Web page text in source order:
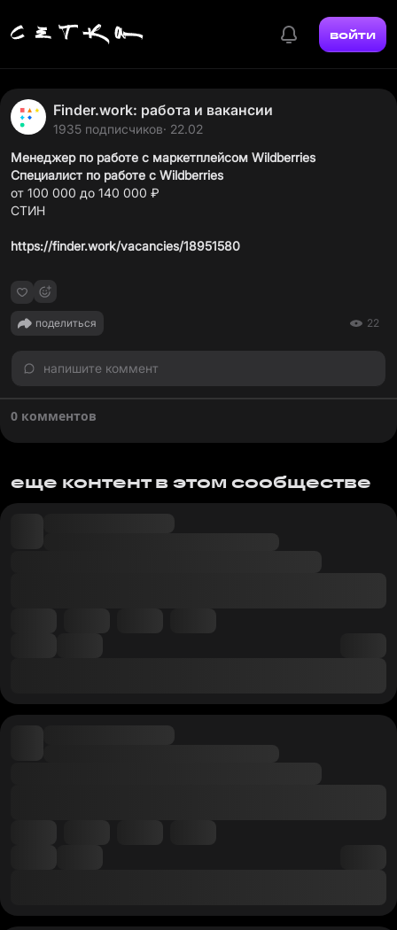
войти
Finder.work: работа и вакансии
1935 подписчиков· 22.02
Менеджер по работе с маркетплейсом Wildberries
Специалист по работе с Wildberries
от 100 000 до 140 000 ₽
СТИН
https://finder.work/vacancies/18951580
поделиться 22
напишите коммент
0 комментов
еще контент в этом сообществе